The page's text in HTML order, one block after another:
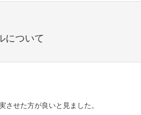
について
せた方が良いと見ました。